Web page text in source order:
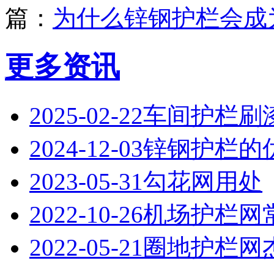
篇： 为什么锌钢护栏会
更多资讯
2025-02-22车间护栏刷
2024-12-03锌钢护栏的
2023-05-31勾花网用处
2022-10-26机场护栏网
2022-05-21 圈地护栏网